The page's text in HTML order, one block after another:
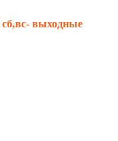
сб,вс- выходные